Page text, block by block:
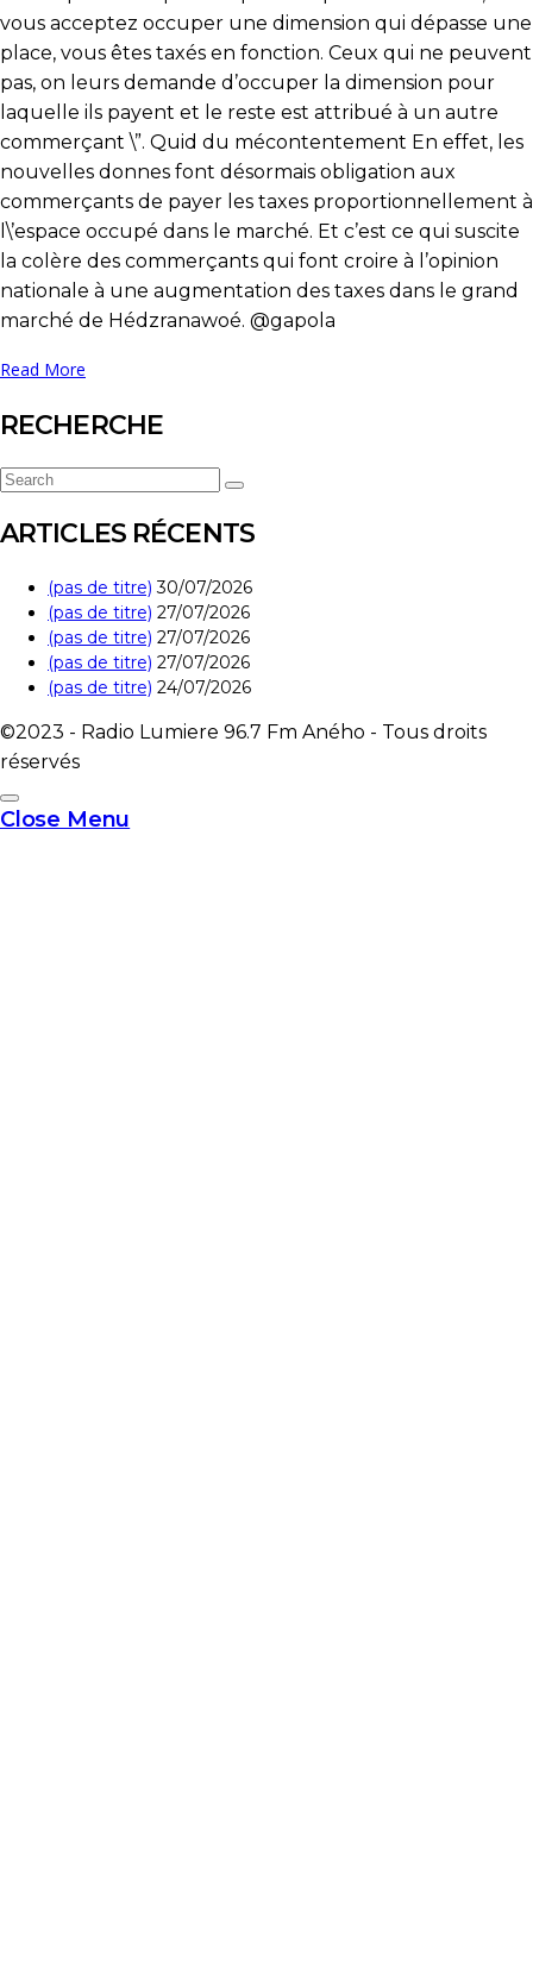
vous acceptez occuper une dimension qui dépasse une
place, vous êtes taxés en fonction. Ceux qui ne peuvent
pas, on leurs demande d’occuper la dimension pour
laquelle ils payent et le reste est attribué à un autre
commerçant \”. Quid du mécontentement En effet, les
nouvelles donnes font désormais obligation aux
commerçants de payer les taxes proportionnellement à
l\’espace occupé dans le marché. Et c’est ce qui suscite
la colère des commerçants qui font croire à l’opinion
nationale à une augmentation des taxes dans le grand
marché de Hédzranawoé. @gapola
Read More
RECHERCHE
Search
Search
ARTICLES RÉCENTS
(pas de titre) 30/07/2026
(pas de titre) 27/07/2026
(pas de titre) 27/07/2026
(pas de titre) 27/07/2026
(pas de titre) 24/07/2026
©2023 - Radio Lumiere 96.7 Fm Aného - Tous droits
réservés
Close Menu